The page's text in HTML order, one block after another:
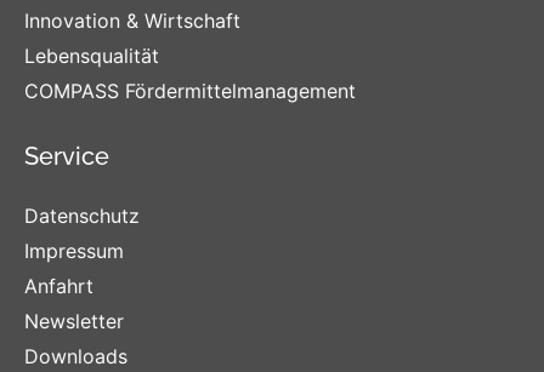
Innovation & Wirtschaft
Lebensqualität
COMPASS Fördermittelmanagement
Service
Datenschutz
Impressum
Anfahrt
Newsletter
Downloads